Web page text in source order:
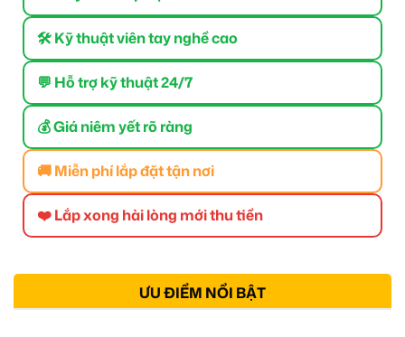
🛠 Kỹ thuật viên tay nghề cao
💬 Hỗ trợ kỹ thuật 24/7
💰 Giá niêm yết rõ ràng
🚚 Miễn phí lắp đặt tận nơi
❤️ Lắp xong hài lòng mới thu tiền
ƯU ĐIỂM NỔI BẬT